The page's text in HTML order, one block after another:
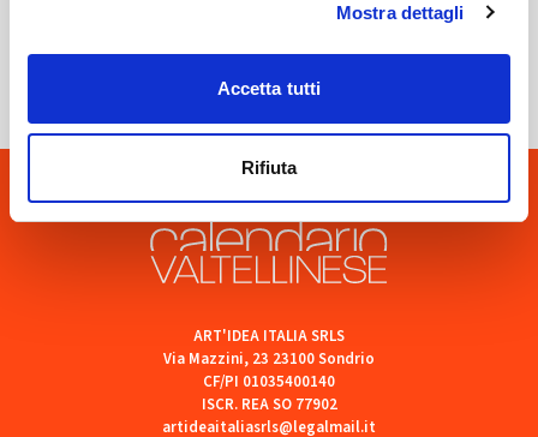
Mostra dettagli
Accetta tutti
Rifiuta
ART'IDEA ITALIA SRLS
Via Mazzini, 23 23100 Sondrio
CF/PI 01035400140
ISCR. REA SO 77902
artideaitaliasrls@legalmail.it